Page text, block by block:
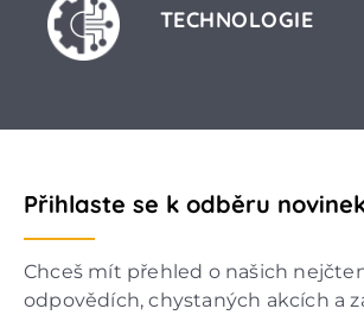
TECHNOLOGIE
Přihlaste se k odběru
Chceš mít přehled o našich
odpovědích, chystaných akcích a